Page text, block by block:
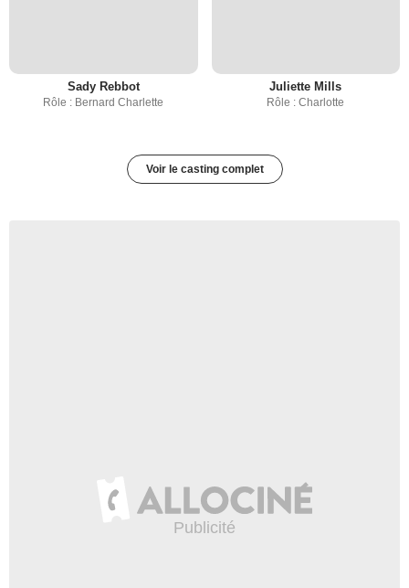
Sady Rebbot
Rôle : Bernard Charlette
Juliette Mills
Rôle : Charlotte
Voir le casting complet